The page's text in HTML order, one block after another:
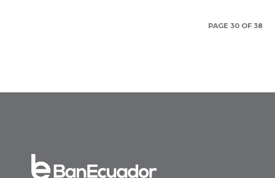
PAGE 30 OF 38